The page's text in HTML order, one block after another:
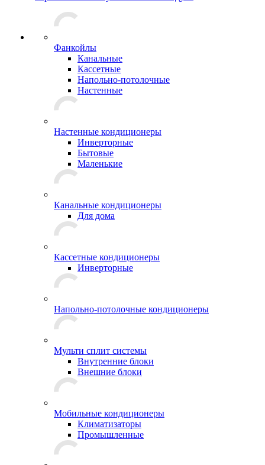
Фанкойлы
Канальные
Кассетные
Напольно-потолочные
Настенные
Настенные кондиционеры
Инверторные
Бытовые
Маленькие
Канальные кондиционеры
Для дома
Кассетные кондиционеры
Инверторные
Напольно-потолочные кондиционеры
Мульти сплит системы
Внутренние блоки
Внешние блоки
Мобильные кондиционеры
Климатизаторы
Промышленные